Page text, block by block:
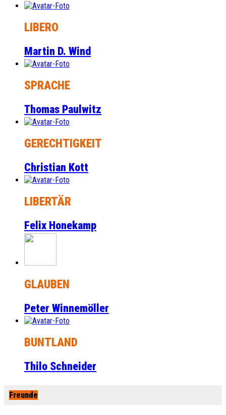
LIBERO
Martin D. Wind
SPRACHE
Thomas Paulwitz
GERECHTIGKEIT
Christian Kott
LIBERTÄR
Felix Honekamp
GLAUBEN
Peter Winnemöller
BUNTLAND
Thilo Schneider
Freunde